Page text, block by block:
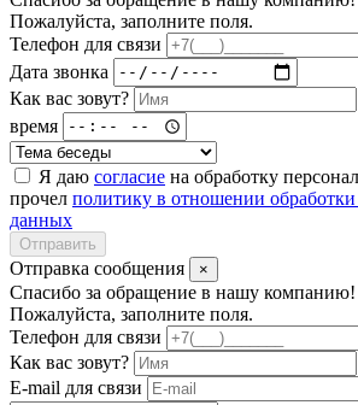
Пожалуйста, заполните поля.
Телефон для связи
Дата звонка
Как вас зовут?
время
Я даю согласие на обработку
прочел политику в отношении
данных
Отправить
Отправка сообщения ×
Спасибо за обращение в нашу компанию!
Пожалуйста, заполните поля.
Телефон для связи
Как вас зовут?
E-mail для связи